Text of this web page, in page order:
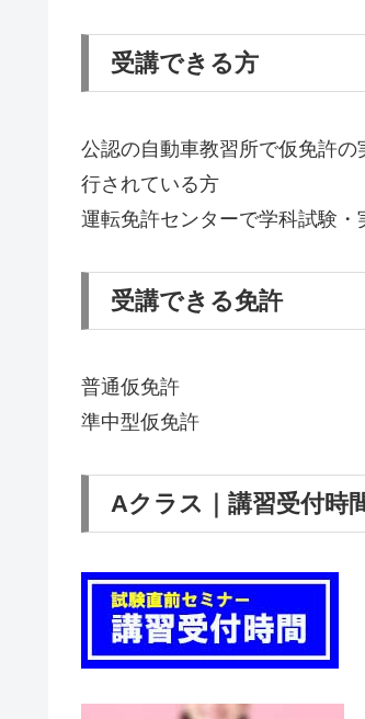
受講できる方
公認の自動車教習所で仮免許
行されている方
運転免許センターで学科試験
受講できる免許
普通仮免許
準中型仮免許
Aクラス｜講習受付時